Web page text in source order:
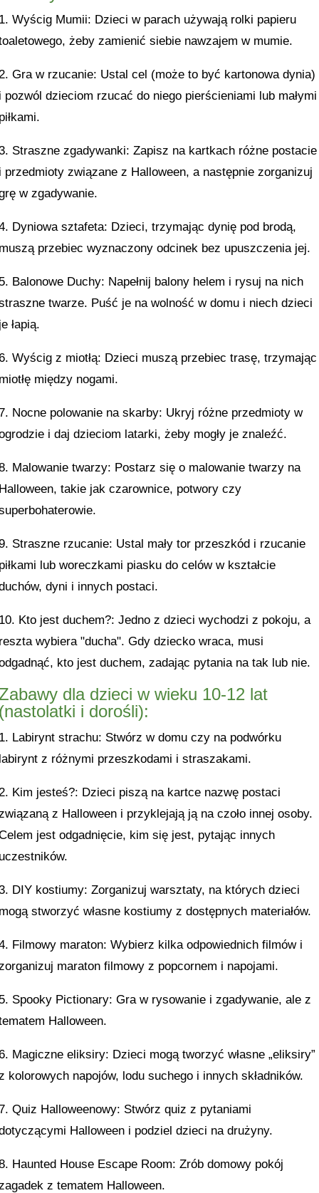
Wyścig Mumii: Dzieci w parach używają rolki papieru
żeby zamienić siebie nawzajem w mumie.
Gra w rzucanie: Ustal cel (może to być kartonowa dynia)
pozwól dzieciom rzucać do niego pierścieniami lub małymi
Straszne zgadywanki: Zapisz na kartkach różne postacie
przedmioty związane z Halloween, a następnie zorganizuj
w zgadywanie.
Dyniowa sztafeta: Dzieci, trzymając dynię pod brodą,
przebiec wyznaczony odcinek bez upuszczenia jej.
Balonowe Duchy: Napełnij balony helem i rysuj na nich
twarze. Puść je na wolność w domu i niech dzieci
łapią.
Wyścig z miotłą: Dzieci muszą przebiec trasę, trzymając
między nogami.
Nocne polowanie na skarby: Ukryj różne przedmioty w
i daj dzieciom latarki, żeby mogły je znaleźć.
Malowanie twarzy: Postarz się o malowanie twarzy na
takie jak czarownice, potwory czy
Straszne rzucanie: Ustal mały tor przeszkód i rzucanie
lub woreczkami piasku do celów w kształcie
dyni i innych postaci.
Kto jest duchem?: Jedno z dzieci wychodzi z pokoju, a
wybiera "ducha". Gdy dziecko wraca, musi
kto jest duchem, zadając pytania na tak lub nie.
dla dzieci w wieku 10-12 lat
i dorośli):
Labirynt strachu: Stwórz w domu czy na podwórku
z różnymi przeszkodami i straszakami.
Kim jesteś?: Dzieci piszą na kartce nazwę postaci
z Halloween i przyklejają ją na czoło innej osoby.
jest odgadnięcie, kim się jest, pytając innych
DIY kostiumy: Zorganizuj warsztaty, na których dzieci
stworzyć własne kostiumy z dostępnych materiałów.
Filmowy maraton: Wybierz kilka odpowiednich filmów i
maraton filmowy z popcornem i napojami.
Spooky Pictionary: Gra w rysowanie i zgadywanie, ale z
Halloween.
Magiczne eliksiry: Dzieci mogą tworzyć własne „eliksiry”
kolorowych napojów, lodu suchego i innych składników.
Quiz Halloweenowy: Stwórz quiz z pytaniami
Halloween i podziel dzieci na drużyny.
Haunted House Escape Room: Zrób domowy pokój
z tematem Halloween.